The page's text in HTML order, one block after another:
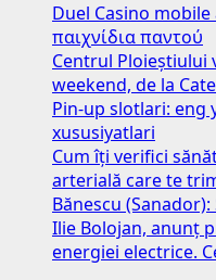
Duel Casino
παιχνίδια παντού
Centrul Ploieștiului
weekend, de la
Pin-up slotlari: eng
xususiyatlari
Cum îți verifici
arterială care te
Bănescu
Ilie Bolojan, anunț
energiei electrice.